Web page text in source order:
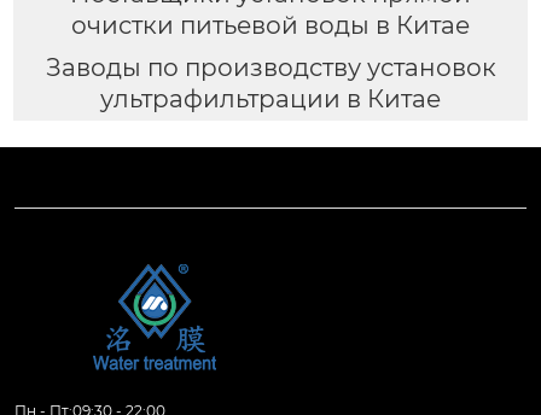
очистки питьевой воды в Китае
Заводы по производству установок
ультрафильтрации в Китае
Пн - Пт:09:30 - 22:00